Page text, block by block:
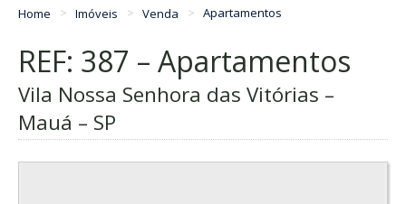
Home Imóveis Venda Apartamentos
REF: 387 – Apartamentos
Vila Nossa Senhora das Vitórias –
Mauá – SP